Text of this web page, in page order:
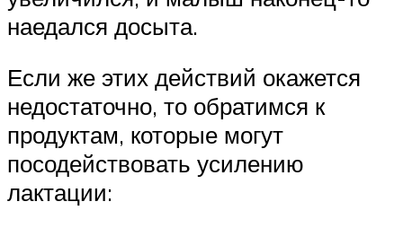
наедался досыта.
Если же этих действий окажется
недостаточно, то обратимся к
продуктам, которые могут
посодействовать усилению
лактации: